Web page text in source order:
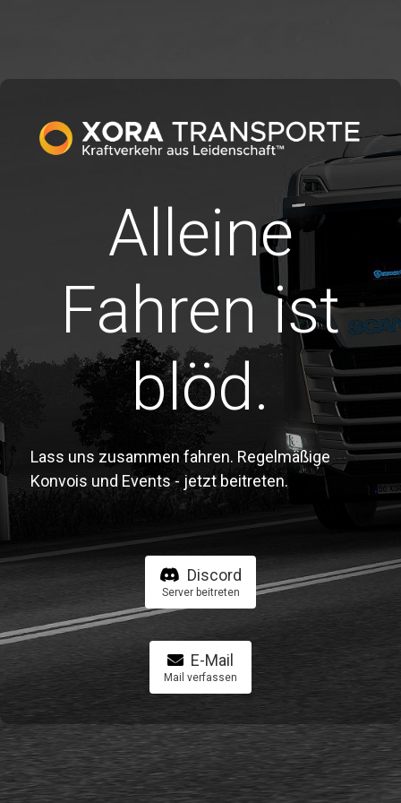
Alleine
Fahren ist
blöd.
Lass uns zusammen fahren. Regelmäßige
Konvois und Events - jetzt beitreten.
Discord
Server beitreten
E-Mail
Mail verfassen